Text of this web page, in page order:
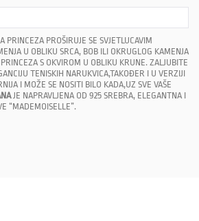
PRINCEZA PROŠIRUJE SE SVJETLUCAVIM
U OBLIKU SRCA, BOB ILI OKRUGLOG KAMENJA
PRINCEZA S OKVIROM U OBLIKU KRUNE. ZALJUBITE
TENISKIH NARUKVICA,TAKOĐER I U VERZIJI
I MOŽE SE NOSITI BILO KADA,UZ SVE VAŠE
JE NAPRAVLJENA OD 925 SREBRA, ELEGANTNA I
“MADEMOISELLE”.